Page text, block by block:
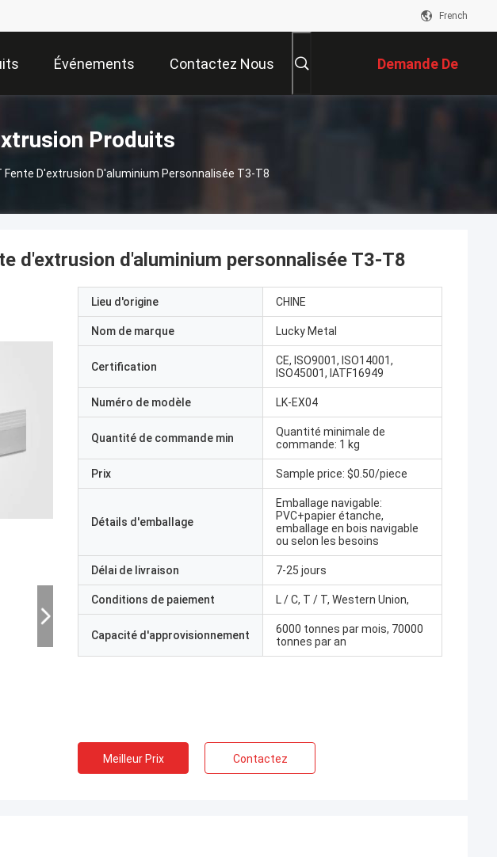
French
Événements Contactez Nous Demande De
Soumission
Produits
D'extrusion D'aluminium Personnalisée T3-T8
d'extrusion d'aluminium personnalisée T3-T8
Lieu d'origine CHINE
Nom de marque Lucky Metal
Certification
CE, ISO9001, ISO14001,
ISO45001, IATF16949
Numéro de modèle LK-EX04
Quantité de commande min
Quantité minimale de
commande: 1 kg
Prix Sample price: $0.50/piece
Détails d'emballage
Emballage navigable:
PVC+papier étanche,
emballage en bois navigable
ou selon les besoins
Délai de livraison 7-25 jours
Conditions de paiement L / C, T / T, Western Union,
Capacité d'approvisionnement
6000 tonnes par mois, 70000
tonnes par an
Meilleur Prix Contactez